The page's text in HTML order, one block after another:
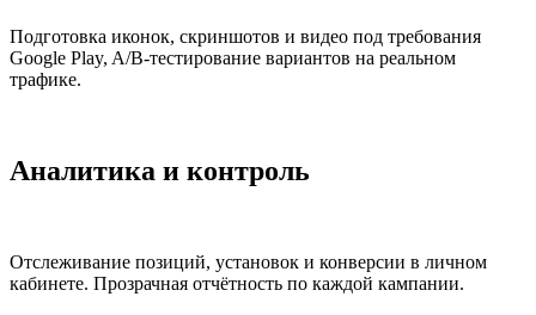
Подготовка иконок, скриншотов и видео под требования
Google Play, A/B-тестирование вариантов на реальном
трафике.
Аналитика и контроль
Отслеживание позиций, установок и конверсии в личном
кабинете. Прозрачная отчётность по каждой кампании.